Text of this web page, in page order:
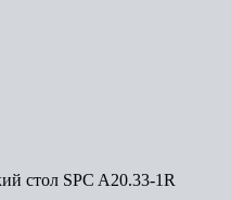
стол SPC A20.33-1R